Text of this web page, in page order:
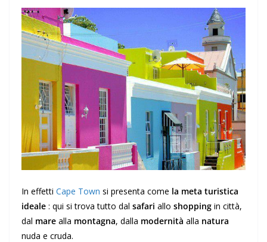
In effetti Cape Town si presenta come la meta turistica
ideale : qui si trova tutto dal safari allo shopping in città,
dal mare alla montagna, dalla modernità alla natura
nuda e cruda.